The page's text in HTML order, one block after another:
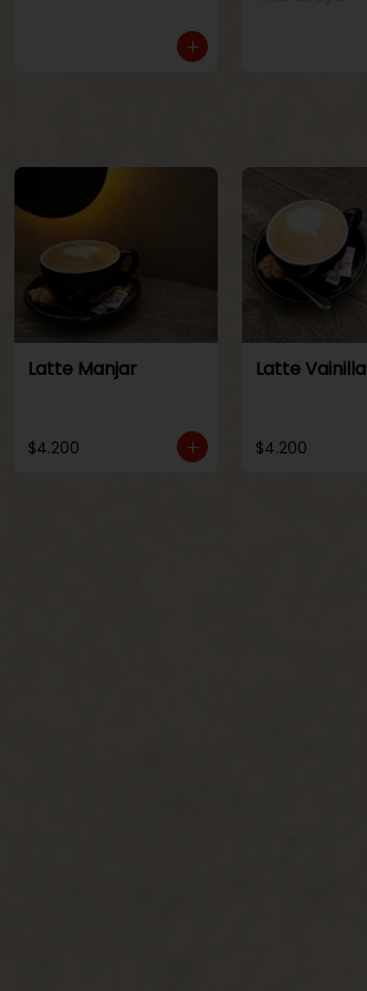
Latte Manjar
$4.200
Latte Vainilla
$4.200